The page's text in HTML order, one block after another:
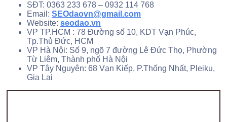
SĐT: 0363 233 678 – 0932 114 768
Email: SEOdaovn@gmail.com
Website: seodao.vn
VP TP.HCM : 78 Đường số 10, KDT Vạn Phúc,
Tp.Thủ Đức, HCM
VP Hà Nội: Số 9, ngõ 7 đường Lê Đức Thọ, Phường
Từ Liêm, Thành phố Hà Nội
VP Tây Nguyên: 68 Vạn Kiếp, P.Thống Nhất, Pleiku,
Gia Lai